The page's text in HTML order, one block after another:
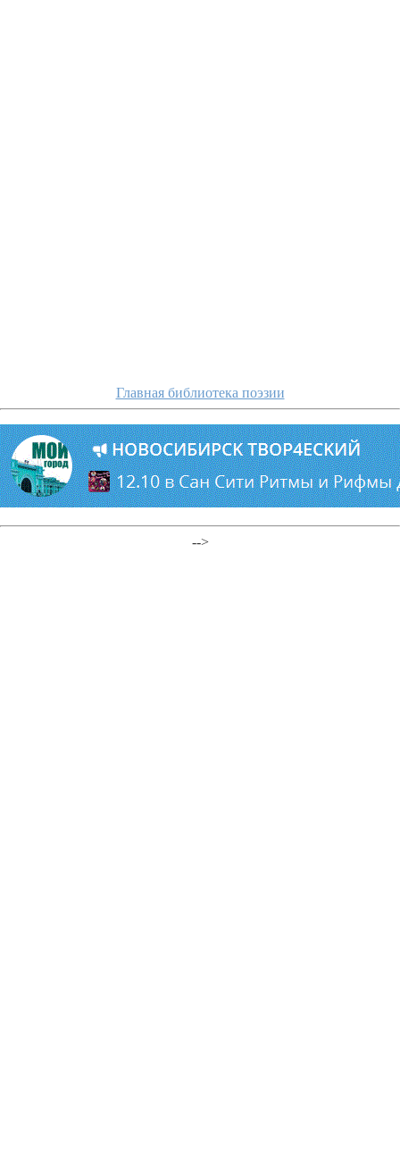
Главная библиотека поэзии
-->